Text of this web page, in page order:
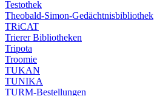
Testothek
Theobald-Simon-Gedächtnisbibliothek
TRiCAT
Trierer Bibliotheken
Tripota
Troomie
TUKAN
TUNIKA
TURM-Bestellungen